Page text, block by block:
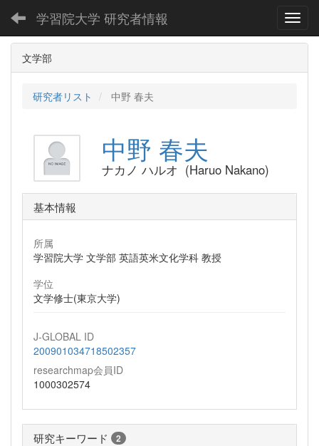
学習院大学 研究者情報
文学部
研究者リスト 中野 春夫
中野 春夫
ナカノ ハルオ (Haruo Nakano)
基本情報
所属
学習院大学 文学部 英語英米文化学科 教授
学位
文学修士(東京大学)
J-GLOBAL ID
200901034718502357
researchmap会員ID
1000302574
研究キーワード 2